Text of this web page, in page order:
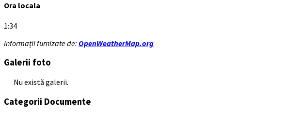
Ora locala
1:34
Informații furnizate de: OpenWeatherMap.org
Galerii foto
Nu există galerii.
Categorii Documente